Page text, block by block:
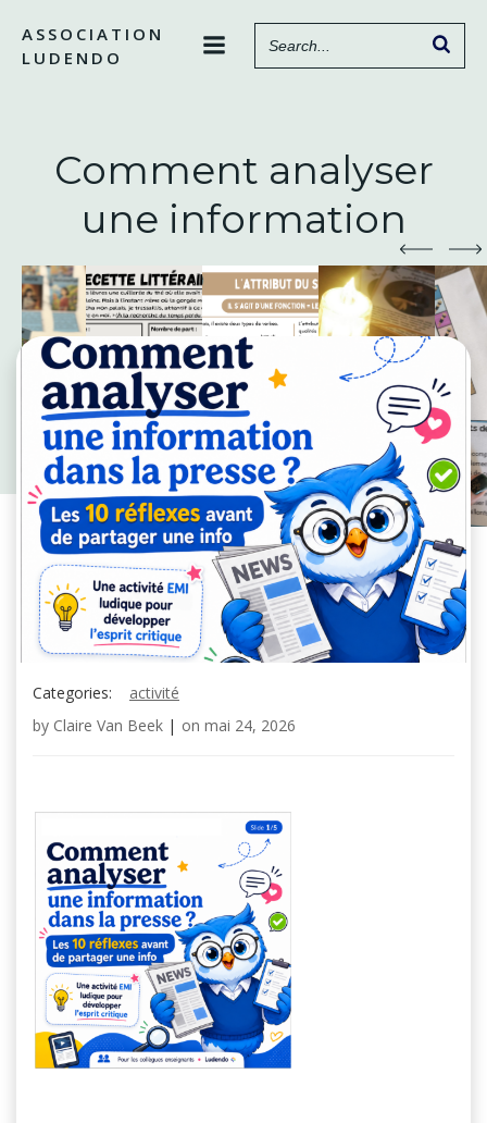
contenu
ASSOCIATION
LUDENDO
Comment analyser
une information
Categories:
activité
by Claire Van Beek | on mai 24, 2026